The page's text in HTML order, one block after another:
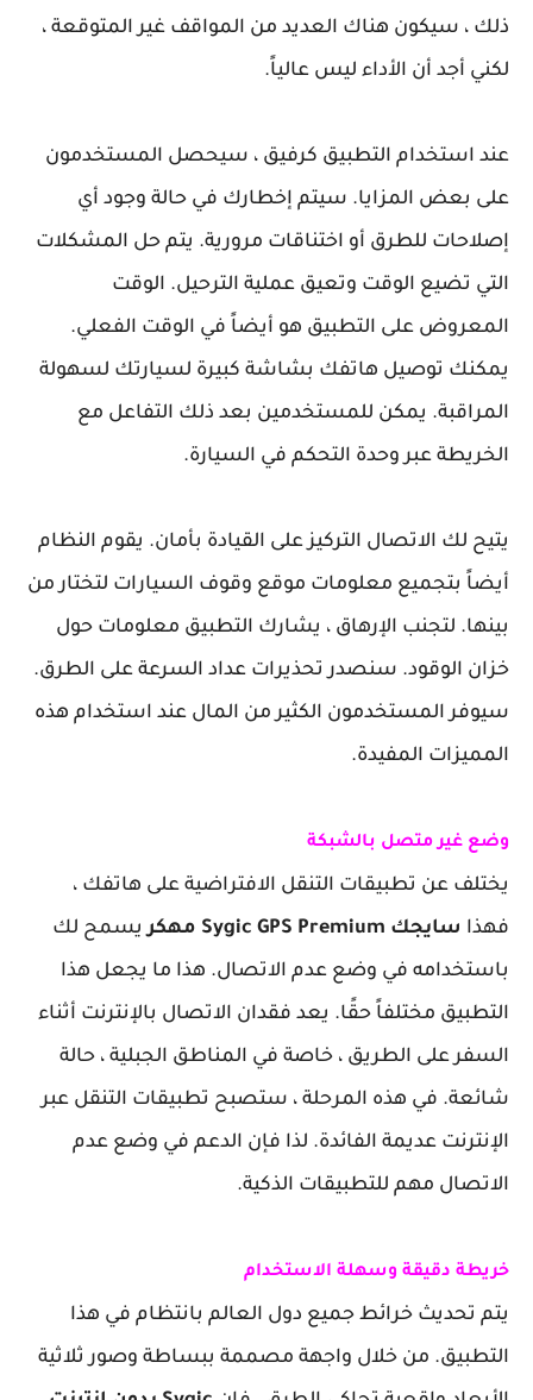
ذلك ، سيكون هناك العديد من المواقف غير المتوقعة ،
لكني أجد أن الأداء ليس عالياً.
عند استخدام التطبيق كرفيق ، سيحصل المستخدمون
على بعض المزايا. سيتم إخطارك في حالة وجود أي
إصلاحات للطرق أو اختناقات مرورية. يتم حل المشكلات
التي تضيع الوقت وتعيق عملية الترحيل. الوقت
المعروض على التطبيق هو أيضاً في الوقت الفعلي.
يمكنك توصيل هاتفك بشاشة كبيرة لسيارتك لسهولة
المراقبة. يمكن للمستخدمين بعد ذلك التفاعل مع
الخريطة عبر وحدة التحكم في السيارة.
يتيح لك الاتصال التركيز على القيادة بأمان. يقوم النظام
أيضاً بتجميع معلومات موقع وقوف السيارات لتختار من
بينها. لتجنب الإرهاق ، يشارك التطبيق معلومات حول
خزان الوقود. سنصدر تحذيرات عداد السرعة على الطرق.
سيوفر المستخدمون الكثير من المال عند استخدام هذه
المميزات المفيدة.
وضع غير متصل بالشبكة
يختلف عن تطبيقات التنقل الافتراضية على هاتفك ،
فهذا سايجك Sygic GPS Premium مهكر
يسمح لك
باستخدامه في وضع عدم الاتصال. هذا ما يجعل هذا
التطبيق مختلفاً حقًا. يعد فقدان الاتصال بالإنترنت أثناء
السفر على الطريق ، خاصة في المناطق الجبلية ، حالة
شائعة. في هذه المرحلة ، ستصبح تطبيقات التنقل عبر
الإنترنت عديمة الفائدة. لذا فإن الدعم في وضع عدم
الاتصال مهم للتطبيقات الذكية.
خريطة دقيقة وسهلة الاستخدام
يتم تحديث خرائط جميع دول العالم بانتظام في هذا
التطبيق. من خلال واجهة مصممة ببساطة وصور ثلاثية